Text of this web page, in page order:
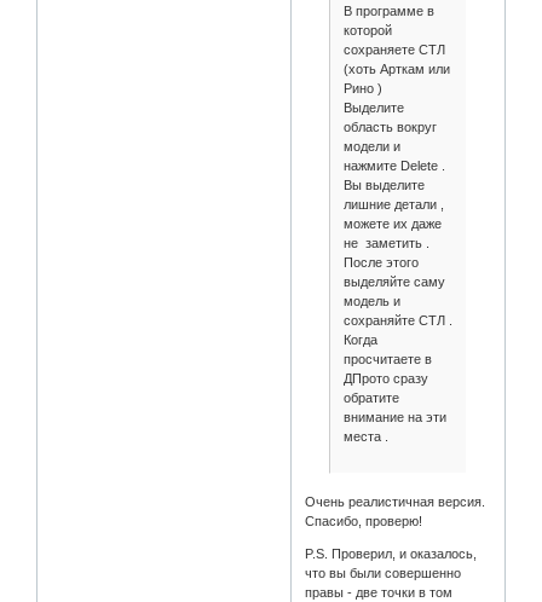
В программе в
которой
сохраняете СТЛ
(хоть Арткам или
Рино )
Выделите
область вокруг
модели и
нажмите Delete .
Вы выделите
лишние детали ,
можете их даже
не заметить .
После этого
выделяйте саму
модель и
сохраняйте СТЛ .
Когда
просчитаете в
ДПрото сразу
обратите
внимание на эти
места .
Очень реалистичная версия.
Спасибо, проверю!
P.S. Проверил, и оказалось,
что вы были совершенно
правы - две точки в том